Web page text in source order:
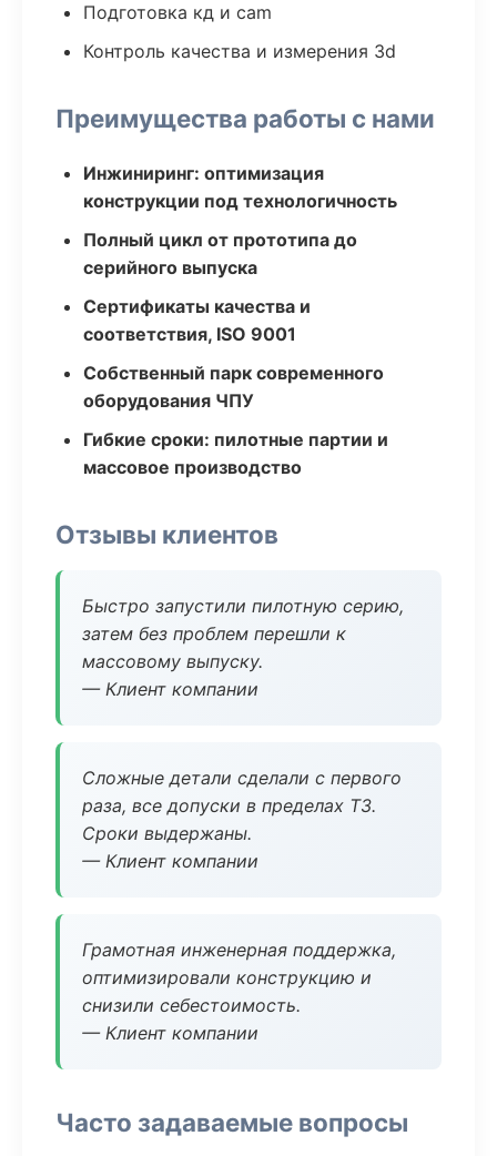
Подготовка кд и cam
Контроль качества и измерения 3d
Преимущества работы с нами
Инжиниринг: оптимизация
конструкции под технологичность
Полный цикл от прототипа до
серийного выпуска
Сертификаты качества и
соответствия, ISO 9001
Собственный парк современного
оборудования ЧПУ
Гибкие сроки: пилотные партии и
массовое производство
Отзывы клиентов
Быстро запустили пилотную серию,
затем без проблем перешли к
массовому выпуску.
— Клиент компании
Сложные детали сделали с первого
раза, все допуски в пределах ТЗ.
Сроки выдержаны.
— Клиент компании
Грамотная инженерная поддержка,
оптимизировали конструкцию и
снизили себестоимость.
— Клиент компании
Часто задаваемые вопросы